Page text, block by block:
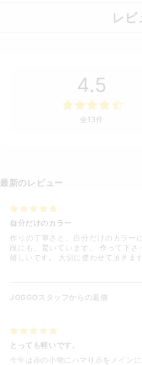
レビ
4.5
全13件
最新のレビュー
自分だけのカラー
作りの丁寧さと、自分だけのカラー
段にも、驚いています。 作って下
嬉しいです。 大切に使わせて頂きます
JOGGOスタッフからの返信
とっても軽いです。
今年は赤の小物にハマり赤をメイン